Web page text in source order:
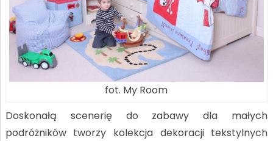
fot. My Room
Doskonałą scenerię do zabawy dla małych
podróżników tworzy kolekcja dekoracji tekstylnych